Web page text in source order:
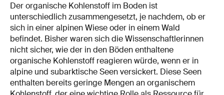
Der organische Kohlenstoff im Boden ist
unterschiedlich zusammengesetzt, je nachdem, ob er
sich in einer alpinen Wiese oder in einem Wald
befindet. Bisher waren sich die Wissenschaftlerinnen
nicht sicher, wie der in den Böden enthaltene
organische Kohlenstoff reagieren würde, wenn er in
alpine und subarktische Seen versickert. Diese Seen
enthalten bereits geringe Mengen an organischem